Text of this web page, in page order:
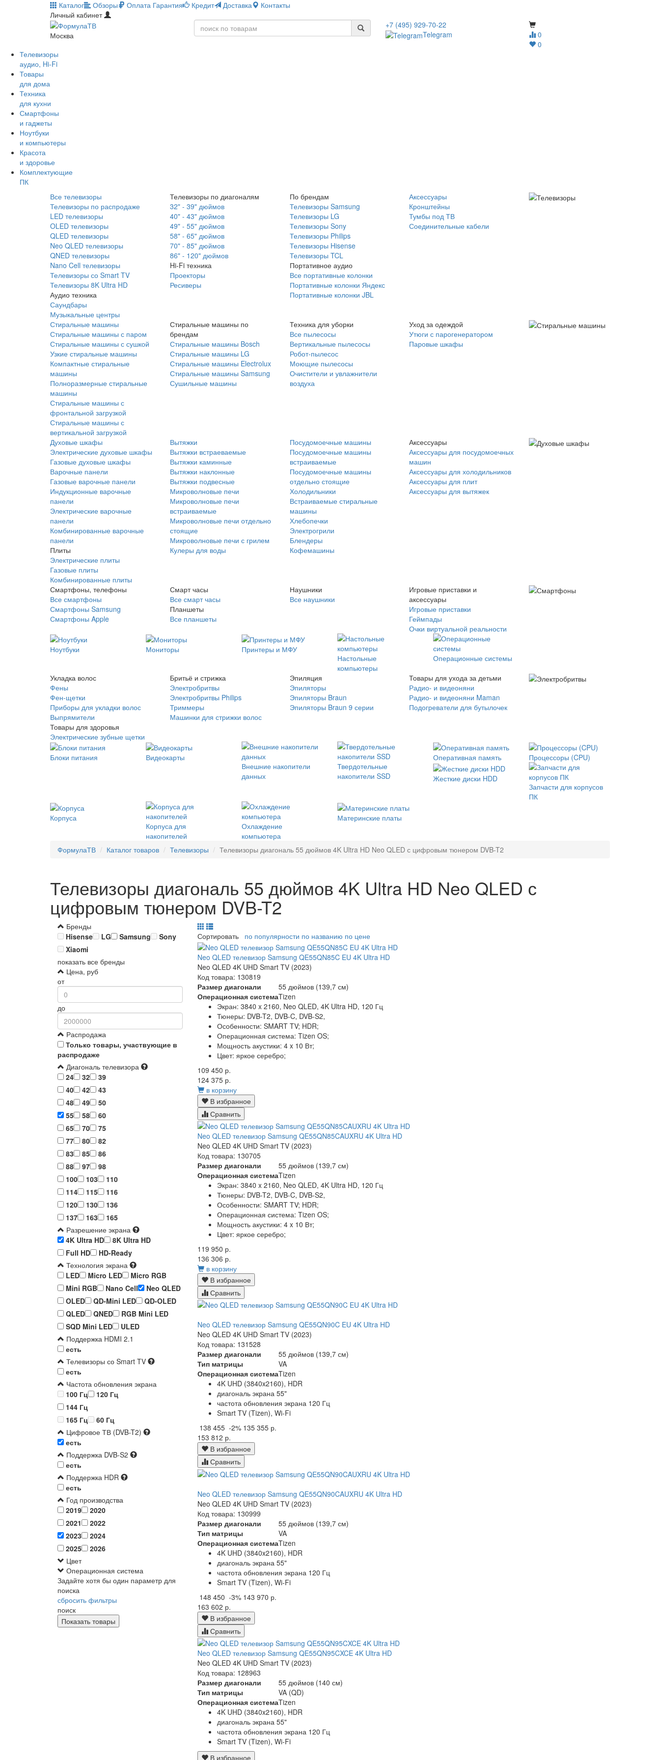
Каталог Обзоры Оплата Гарантия Кредит Доставка
Контакты
Личный кабинет
Москва
0
0
+7 (495) 929-70-22
Telegram
Телевизоры
аудио, Hi-Fi
Товары
для дома
Техника
для кухни
Смартфоны
и гаджеты
Ноутбуки
и компьютеры
Красота
и здоровье
Комплектующие
ПК
Все телевизоры
Телевизоры по распродаже
LED телевизоры
OLED телевизоры
QLED телевизоры
Neo QLED телевизоры
QNED телевизоры
Nano Cell телевизоры
Телевизоры со Smart TV
Телевизоры 8K Ultra HD
Аудио техника
Саундбары
Музыкальные центры
Телевизоры по диагоналям
32" - 39" дюймов
40" - 43" дюймов
49" - 55" дюймов
58" - 65" дюймов
70" - 85" дюймов
86" - 120" дюймов
Hi-Fi техника
Проекторы
Ресиверы
По брендам
Телевизоры Samsung
Телевизоры LG
Телевизоры Sony
Телевизоры Philips
Телевизоры Hisense
Телевизоры TCL
Портативное аудио
Все портативные колонки
Портативные колонки Яндекс
Портативные колонки JBL
Аксессуары
Кронштейны
Тумбы под ТВ
Соединительные кабели
Стиральные машины
Стиральные машины с паром
Стиральные машины с сушкой
Узкие стиральные машины
Компактные стиральные
машины
Полноразмерные стиральные
машины
Стиральные машины с
фронтальной загрузкой
Стиральные машины с
вертикальной загрузкой
Стиральные машины по
брендам
Стиральные машины Bosch
Стиральные машины LG
Стиральные машины Electrolux
Стиральные машины Samsung
Сушильные машины
Техника для уборки
Все пылесосы
Вертикальные пылесосы
Робот-пылесос
Моющие пылесосы
Очистители и увлажнители
воздуха
Уход за одеждой
Утюги с парогенератором
Паровые шкафы
Духовые шкафы
Электрические духовые шкафы
Газовые духовые шкафы
Варочные панели
Газовые варочные панели
Индукционные варочные
панели
Электрические варочные
панели
Комбинированные варочные
панели
Плиты
Электрические плиты
Газовые плиты
Комбинированные плиты
Вытяжки
Вытяжки встраеваемые
Вытяжки каминные
Вытяжки наклонные
Вытяжки подвесные
Микроволновые печи
Микроволновые печи
встраиваемые
Микроволновые печи отдельно
стоящие
Микроволновые печи с грилем
Кулеры для воды
Посудомоечные машины
Посудомоечные машины
встраиваемые
Посудомоечные машины
отдельно стоящие
Холодильники
Встраиваемые стиральные
машины
Хлебопечки
Электрогрили
Блендеры
Кофемашины
Аксессуары
Аксессуары для посудомоечных
машин
Аксессуары для холодильников
Аксессуары для плит
Аксессуары для вытяжек
Смартфоны, телефоны
Все смартфоны
Смартфоны Samsung
Смартфоны Apple
Смарт часы
Все смарт часы
Планшеты
Все планшеты
Наушники
Все наушники
Игровые приставки и
аксессуары
Игровые приставки
Геймпады
Очки виртуальной реальности
Ноутбуки Мониторы
Принтеры и МФУ
Настольные
компьютеры
Операционные системы
Укладка волос
Фены
Фен-щетки
Приборы для укладки волос
Выпрямители
Товары для здоровья
Электрические зубные щетки
Бритьё и стрижка
Электробритвы
Электробритвы Philips
Триммеры
Машинки для стрижки волос
Эпиляция
Эпиляторы
Эпиляторы Braun
Эпиляторы Braun 9 серии
Товары для ухода за детьми
Радио- и видеоняни
Радио- и видеоняни Maman
Подогреватели для бутылочек
Блоки питания
Видеокарты
Внешние накопители
данных
Твердотельные
накопители SSD
Оперативная память Процессоры (CPU)
Жесткие диски HDD
Запчасти для корпусов
ПК
Корпуса
Корпуса для
накопителей
Охлаждение
компьютера
Материнские платы
ФормулаТВ Каталог товаров Телевизоры Телевизоры диагональ 55 дюймов 4K Ultra HD Neo QLED с цифровым тюнером DVB-T2
Телевизоры диагональ 55 дюймов 4K Ultra HD Neo QLED с
цифровым тюнером DVB-T2
Бренды
Hisense
LG Samsung
Sony
Xiaomi
показать все бренды
Цена, руб
от
до
Распродажа
Только товары, участвующие в
распродаже
Диагональ телевизора
24
32
39
40
42
43
48
49
50
55
58
60
65
70
75
77
80
82
83
85
86
88
97
98
100
103
110
114
115
116
120
130
136
137
163
165
Разрешение экрана
4K Ultra HD
8K Ultra HD
Full HD
HD-Ready
Технология экрана
LED
Micro LED
Micro RGB
Mini RGB
Nano Cell
Neo QLED
OLED
QD-Mini LED
QD-OLED
QLED
QNED
RGB Mini LED
SQD Mini LED
ULED
Поддержка HDMI 2.1
есть
Телевизоры со Smart TV
есть
Частота обновления экрана
100 Гц
120 Гц
144 Гц
165 Гц
60 Гц
Цифровое ТВ (DVB-T2)
есть
Поддержка DVB-S2
есть
Поддержка HDR
есть
Год производства
2019
2020
2021
2022
2023
2024
2025
2026
Цвет
Операционная система
Задайте хотя бы один параметр для
поиска
сбросить фильтры
поиск
Сортировать по популярности по названию по цене
Neo QLED телевизор Samsung QE55QN85C EU 4K Ultra HD
Neo QLED 4K UHD Smart TV (2023)
Код товара: 130819
Размер диагонали
55 дюймов (139,7 см)
Операционная системаTizen
Экран: 3840 x 2160, Neo QLED, 4K Ultra HD, 120 Гц
Тюнеры: DVB-T2, DVB-C, DVB-S2,
Особенности: SMART TV; HDR;
Операционная система: Tizen OS;
Мощность акустики: 4 x 10 Вт;
Цвет: яркое серебро;
109 450 р.
124 375 р.
в корзину
В избранное
Сравнить
Neo QLED телевизор Samsung QE55QN85CAUXRU 4K Ultra HD
Neo QLED 4K UHD Smart TV (2023)
Код товара: 130705
Размер диагонали
55 дюймов (139,7 см)
Операционная системаTizen
Экран: 3840 x 2160, Neo QLED, 4K Ultra HD, 120 Гц
Тюнеры: DVB-T2, DVB-C, DVB-S2,
Особенности: SMART TV; HDR;
Операционная система: Tizen OS;
Мощность акустики: 4 x 10 Вт;
Цвет: яркое серебро;
119 950 р.
136 306 р.
в корзину
В избранное
Сравнить
Neo QLED телевизор Samsung QE55QN90C EU 4K Ultra HD
Neo QLED 4K UHD Smart TV (2023)
Код товара: 131528
Размер диагонали
55 дюймов (139,7 см)
Тип матрицы
VA
Операционная системаTizen
4K UHD (3840x2160), HDR
диагональ экрана 55"
частота обновления экрана 120 Гц
Smart TV (Tizen), Wi-Fi
138 455 -2% 135 355 р.
153 812 р.
В избранное
Сравнить
Neo QLED телевизор Samsung QE55QN90CAUXRU 4K Ultra HD
Neo QLED 4K UHD Smart TV (2023)
Код товара: 130999
Размер диагонали
55 дюймов (139,7 см)
Тип матрицы
VA
Операционная системаTizen
4K UHD (3840x2160), HDR
диагональ экрана 55"
частота обновления экрана 120 Гц
Smart TV (Tizen), Wi-Fi
148 450 -3% 143 970 р.
163 602 р.
В избранное
Сравнить
Neo QLED телевизор Samsung QE55QN95CXCE 4K Ultra HD
Neo QLED 4K UHD Smart TV (2023)
Код товара: 128963
Размер диагонали
55 дюймов (140 см)
Тип матрицы
VA (QD)
Операционная системаTizen
4K UHD (3840x2160), HDR
диагональ экрана 55"
частота обновления экрана 120 Гц
Smart TV (Tizen), Wi-Fi
В избранное